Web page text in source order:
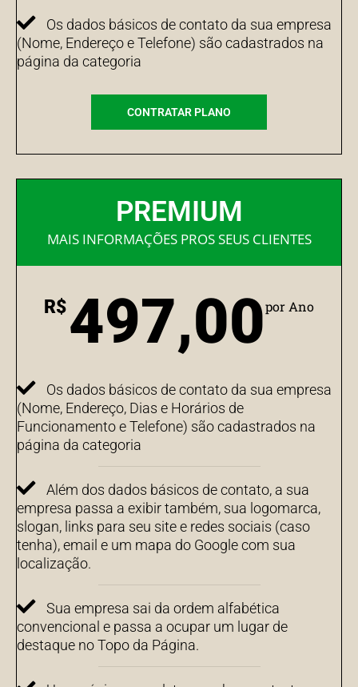
Os dados básicos de contato da sua empresa
(Nome, Endereço e Telefone) são cadastrados na
página da categoria
CONTRATAR PLANO
PREMIUM
MAIS INFORMAÇÕES PROS SEUS CLIENTES
R$497,00por Ano
Os dados básicos de contato da sua empresa
(Nome, Endereço, Dias e Horários de
Funcionamento e Telefone) são cadastrados na
página da categoria
Além dos dados básicos de contato, a sua
empresa passa a exibir também, sua logomarca,
slogan, links para seu site e redes sociais (caso
tenha), email e um mapa do Google com sua
localização.
Sua empresa sai da ordem alfabética
convencional e passa a ocupar um lugar de
destaque no Topo da Página.